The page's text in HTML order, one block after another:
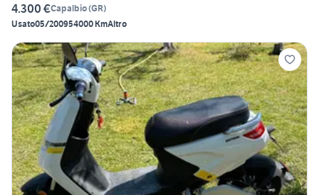
4.300 €Capalbio(GR)
Usato05/200954000 KmAltro